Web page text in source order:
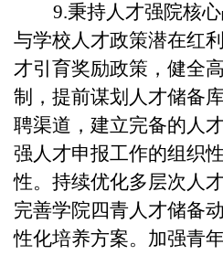
9.秉持人才强院核
与学校人才政策潜在红
才引育奖励政策，健全
制，提前谋划人才储备
聘渠道，建立完备的人
强人才申报工作的组织
性。持续优化多层次人
完善学院四青人才储备
性化培养方案。加强青